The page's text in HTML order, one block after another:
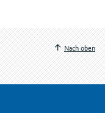
Nach oben